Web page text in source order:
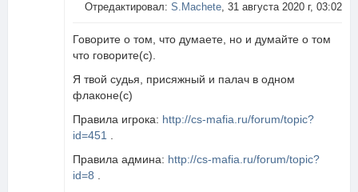
Отредактировал: S.Machete, 31 августа 2020 г, 03:02
Говорите о том, что думаете, но и думайте о том
что говорите(с).
Я твой судья, присяжный и палач в одном
флаконе(с)
Правила игрока: http://cs-mafia.ru/forum/topic?
id=451
Правила админа: http://cs-mafia.ru/forum/topic?
id=8